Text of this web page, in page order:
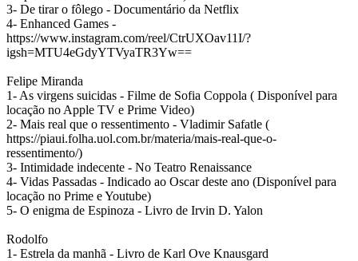
3- De tirar o fôlego - Documentário da Netflix
4- Enhanced Games -
https://www.instagram.com/reel/CtrUXOav11I/?
igsh=MTU4eGdyYTVyaTR3Yw==
Felipe Miranda
1- As virgens suicidas - Filme de Sofia Coppola ( Disponível para
locação no Apple TV e Prime Video)
2- Mais real que o ressentimento - Vladimir Safatle (
https://piaui.folha.uol.com.br/materia/mais-real-que-o-
ressentimento/)
3- Intimidade indecente - No Teatro Renaissance
4- Vidas Passadas - Indicado ao Oscar deste ano (Disponível para
locação no Prime e Youtube)
5- O enigma de Espinoza - Livro de Irvin D. Yalon
Rodolfo
1- Estrela da manhã - Livro de Karl Ove Knausgard